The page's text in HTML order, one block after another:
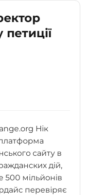
Нік
сайту в
дій,
500 мільйонів
перевіряє